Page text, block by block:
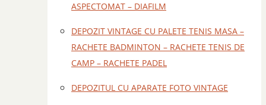
ASPECTOMAT – DIAFILM
DEPOZIT VINTAGE CU PALETE TENIS MASA –
RACHETE BADMINTON – RACHETE TENIS DE
CAMP – RACHETE PADEL
DEPOZITUL CU APARATE FOTO VINTAGE